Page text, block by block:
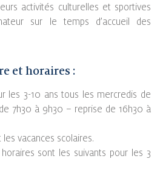
activités culturelles et sportives
sur le temps d’accueil des
et horaires :
les 3-10 ans tous les mercredis de
7h30 à 9h30 – reprise de 16h30 à
vacances scolaires.
sont les suivants pour les 3